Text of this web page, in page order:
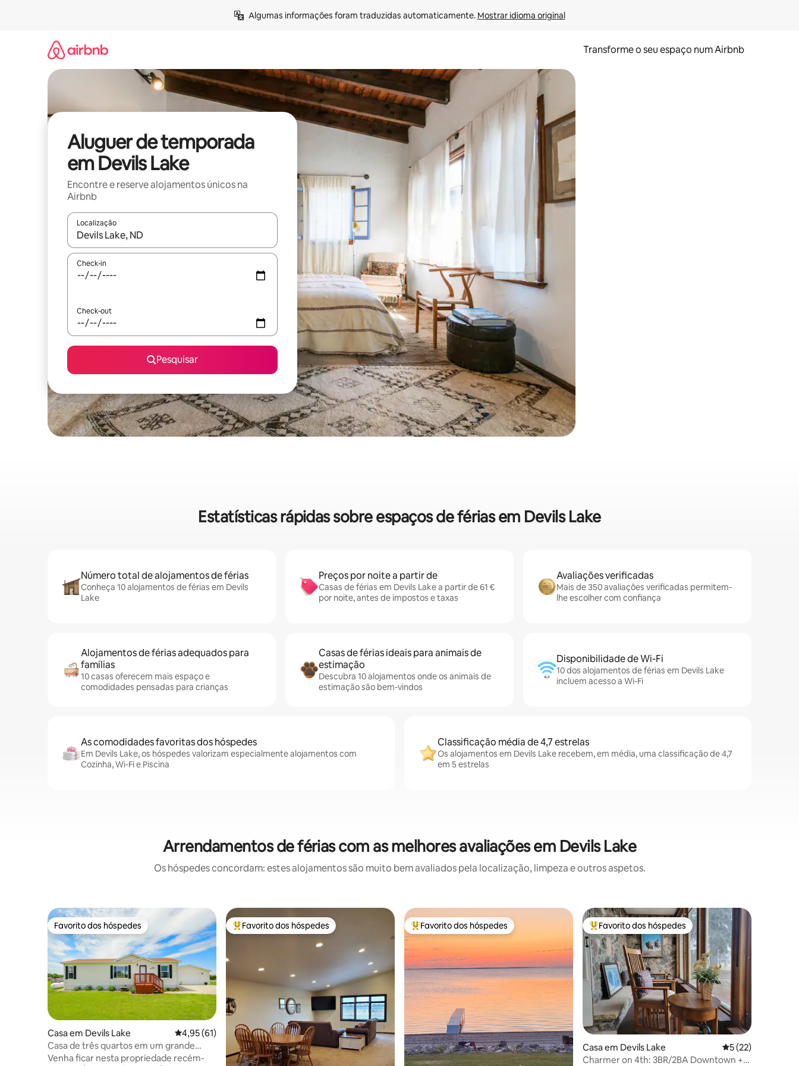
Algumas informações foram traduzidas automaticamente. Mostrar idioma original
Transforme o seu espaço num Airbnb
Aluguer de temporada
em Devils Lake
Encontre e reserve alojamentos únicos na
Airbnb
Localização
Quando os resultados estiverem disponíveis, navegue com as teclas de seta para cima e para baixo ou explore com gestos de toque ou deslize.
Check-in
Check-out
Pesquisar
Estatísticas rápidas sobre espaços de férias em Devils Lake
Número total de alojamentos de férias
Conheça 10 alojamentos de férias em Devils
Lake
Preços por noite a partir de
Casas de férias em Devils Lake a partir de 61 €
por noite, antes de impostos e taxas
Avaliações verificadas
Mais de 350 avaliações verificadas permitem-
lhe escolher com confiança
Alojamentos de férias adequados para
famílias
10 casas oferecem mais espaço e
comodidades pensadas para crianças
Casas de férias ideais para animais de
estimação
Descubra 10 alojamentos onde os animais de
estimação são bem-vindos
Disponibilidade de Wi-Fi
10 dos alojamentos de férias em Devils Lake
incluem acesso a Wi-Fi
As comodidades favoritas dos hóspedes
Em Devils Lake, os hóspedes valorizam especialmente alojamentos com
Cozinha, Wi-Fi e Piscina
Classificação média de 4,7 estrelas
Os alojamentos em Devils Lake recebem, em média, uma classificação de 4,7
em 5 estrelas
Arrendamentos de férias com as melhores avaliações em Devils Lake
Os hóspedes concordam: estes alojamentos são muito bem avaliados pela localização, limpeza e outros aspetos.
Favorito dos hóspedes
Favorito dos hóspedes
Casa em Devils Lake Classificação média de 4,95 em 5 estrelas, 61avaliações
4,95 (61)
Casa de três quartos em um grande
terreno com vista para o lago
Venha ficar nesta propriedade recém-
Favoritos dos hóspedes mais apreciados
Favorito dos hóspedes Favoritos dos hóspedes mais apreciados
Favorito dos hóspedes Favoritos dos hóspedes mais apreciados
Favorito dos hóspedes
Casa em Devils Lake Classificação
5 (22)
Charmer on 4th: 3BR/2BA Downtown +